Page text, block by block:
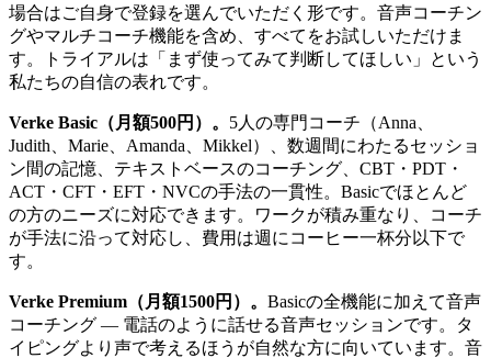
場合はご自身で登録を選んでいただく形です。音声コーチン
グやマルチコーチ機能を含め、すべてをお試しいただけま
す。トライアルは「まず使ってみて判断してほしい」という
私たちの自信の表れです。
Verke Basic（月額500円）。 5人の専門コーチ（Anna、
Judith、Marie、Amanda、Mikkel）、数週間にわたるセッショ
ン間の記憶、テキストベースのコーチング、CBT・PDT・
ACT・CFT・EFT・NVCの手法の一貫性。Basicでほとんど
の方のニーズに対応できます。ワークが積み重なり、コーチ
が手法に沿って対応し、費用は週にコーヒー一杯分以下で
す。
Verke Premium（月額1500円）。 Basicの全機能に加えて音声
コーチング — 電話のように話せる音声セッションです。タ
イピングより声で考えるほうが自然な方に向いています。音